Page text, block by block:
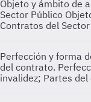
Objeto y ámbito de
Sector Público
Contratos del
Perfección y forma
del contrato.
invalidez; Partes